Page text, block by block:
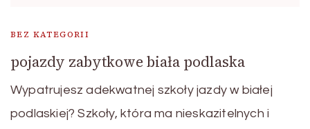
BEZ KATEGORII
pojazdy zabytkowe biała podlaska
Wypatrujesz adekwatnej szkoły jazdy w białej
podlaskiej? Szkoły, która ma nieskazitelnych i